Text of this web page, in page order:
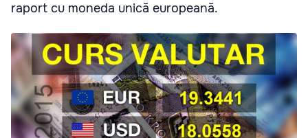
raport cu moneda unică europeană.